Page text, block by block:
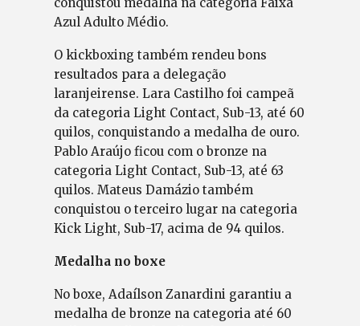
Azul Adulto Médio.
O kickboxing também rendeu bons
resultados para a delegação
laranjeirense. Lara Castilho foi campeã
da categoria Light Contact, Sub-13, até 60
quilos, conquistando a medalha de ouro.
Pablo Araújo ficou com o bronze na
categoria Light Contact, Sub-13, até 63
quilos. Mateus Damázio também
conquistou o terceiro lugar na categoria
Kick Light, Sub-17, acima de 94 quilos.
Medalha no boxe
No boxe, Adaílson Zanardini garantiu a
medalha de bronze na categoria até 60